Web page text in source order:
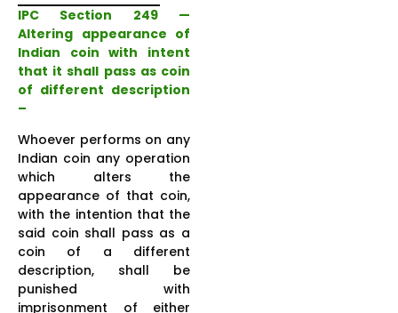
IPC Section 249 —
Altering appearance of
Indian coin with intent
that it shall pass as coin
of different description
–
Whoever performs on any
Indian coin any operation
which alters the
appearance of that coin,
with the intention that the
said coin shall pass as a
coin of a different
description, shall be
punished with
imprisonment of either